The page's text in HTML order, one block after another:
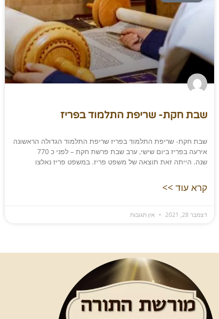
שבת חקת​- שריפת התלמוד בפריז ​
שבת חקת- שריפת התלמוד בפריז שריפת התלמוד הגדולה הראשונה
אירעה בפריז ביום שישי, ערב שבת פרשת חקת – לפני כ 770
שנה. הייתה זאת תוצאה של משפט פריז. במשפט פריז נאלצו
קרא עוד >>
דצמבר 28, 2021 אין תגובות